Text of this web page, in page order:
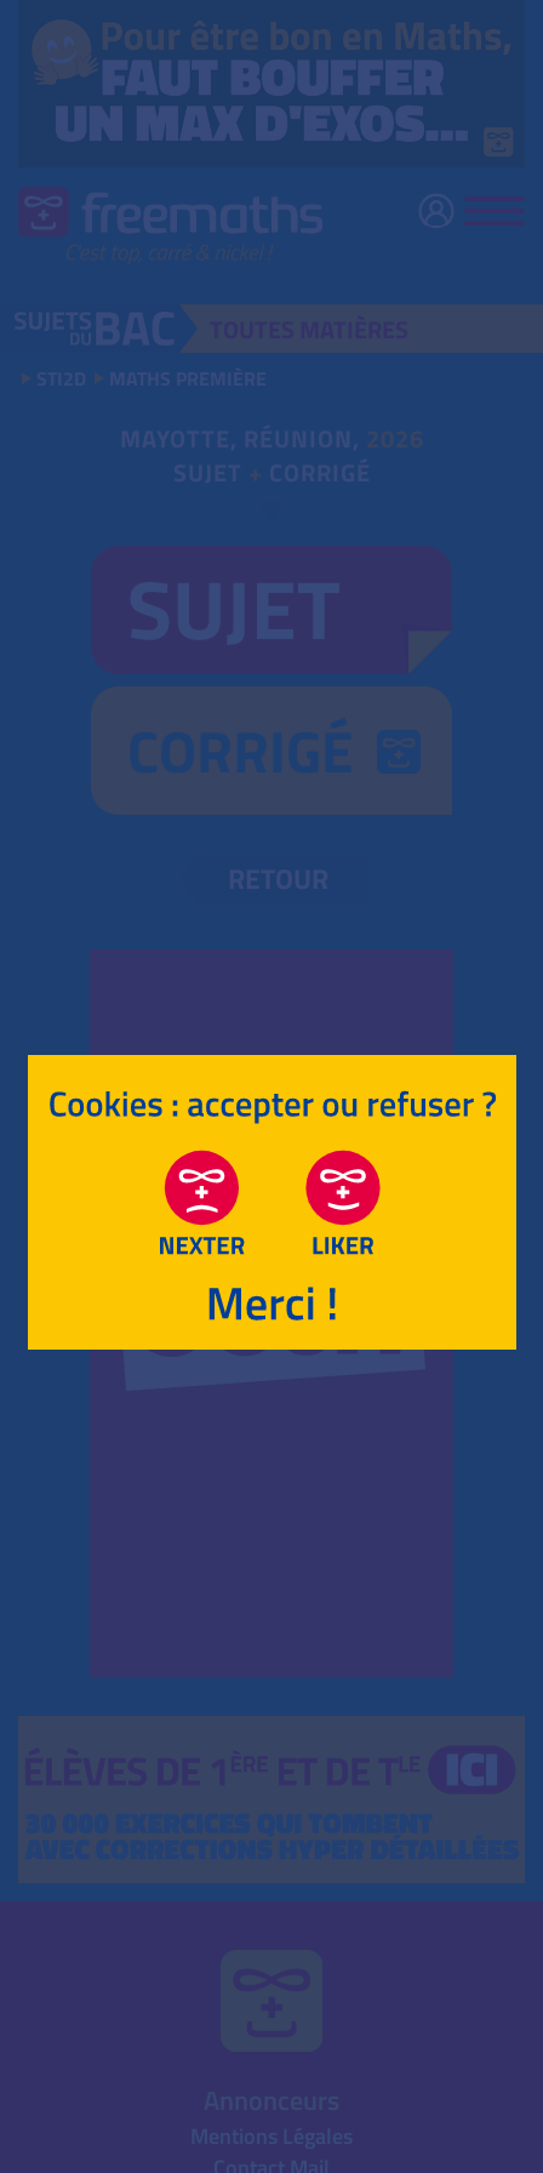
STI2D MATHS PREMIÈRE
MAYOTTE, RÉUNION, 2026
SUJET + CORRIGÉ
CORRIGÉ
RETOUR
Mentions Légales